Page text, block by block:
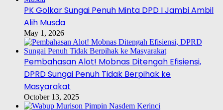
PK Golkar Sungai Penuh Minta DPD I Jambi Ambil
Alih Musda
May 1, 2026
Pembahasan Alot! Mobnas Ditengah Efisiensi,
DPRD Sungai Penuh Tidak Berpihak ke
Masyarakat
October 13, 2025